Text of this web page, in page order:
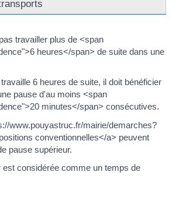
travailler plus de <span
heures</span> de suite dans une
6 heures de suite, il doit bénéficier
pause d'au moins <span
minutes</span> consécutives.
www.pouyastruc.fr/mairie/demarches?
conventionnelles</a> peuvent
pause supérieur.
est considérée comme un temps de